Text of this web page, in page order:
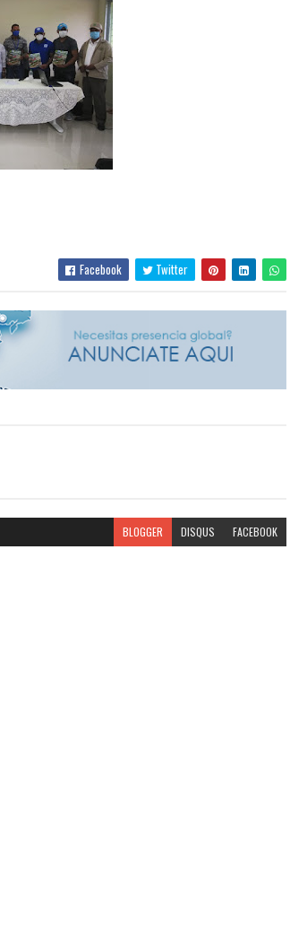
Facebook Twitter
BLOGGER DISQUS FACEBOOK